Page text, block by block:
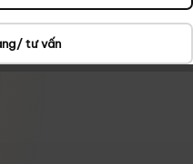
tư vấn